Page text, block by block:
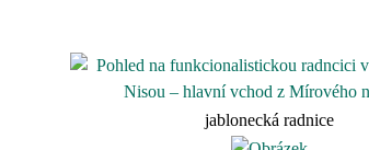
jablonecká radnice